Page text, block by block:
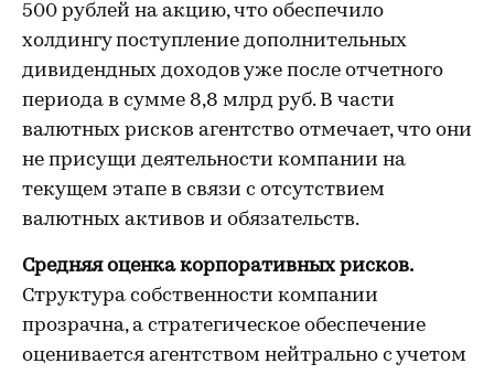
500 рублей на акцию, что обеспечило
холдингу поступление дополнительных
дивидендных доходов уже после отчетного
периода в сумме 8,8 млрд руб. В части
валютных рисков агентство отмечает, что они
не присущи деятельности компании на
текущем этапе в связи с отсутствием
валютных активов и обязательств.
Средняя оценка корпоративных рисков.
Структура собственности компании
прозрачна, а стратегическое обеспечение
оценивается агентством нейтрально с учетом